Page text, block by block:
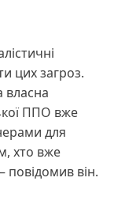
цих загроз.
ППО вже
для
хто вже
він.